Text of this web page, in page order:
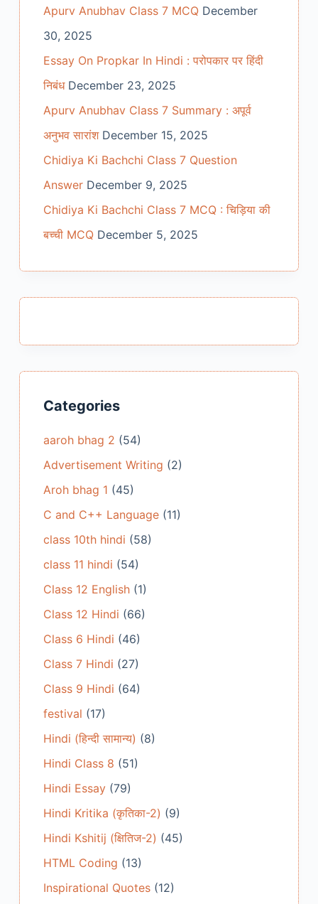
Apurv Anubhav Class 7 MCQ December
30, 2025
Essay On Propkar In Hindi : परोपकार पर हिंदी
निबंध December 23, 2025
Apurv Anubhav Class 7 Summary : अपूर्व
अनुभव सारांश December 15, 2025
Chidiya Ki Bachchi Class 7 Question
Answer December 9, 2025
Chidiya Ki Bachchi Class 7 MCQ : चिड़िया की
बच्ची MCQ December 5, 2025
Categories
aaroh bhag 2 (54)
Advertisement Writing (2)
Aroh bhag 1 (45)
C and C++ Language(11)
class 10th hindi (58)
class 11 hindi (54)
Class 12 English(1)
Class 12 Hindi (66)
Class 6 Hindi (46)
Class 7 Hindi (27)
Class 9 Hindi (64)
festival (17)
Hindi (हिन्दी सामान्य) (8)
Hindi Class 8 (51)
Hindi Essay(79)
Hindi Kritika (कृतिका-2) (9)
Hindi Kshitij (क्षितिज-2) (45)
HTML Coding (13)
Inspirational Quotes(12)